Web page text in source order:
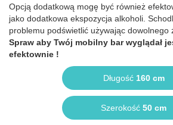
Opcją dodatkową mogę być również
jako dodatkowa ekspozycja alkoholi.
problemu podświetlić używając dowolnego
Spraw aby Twój mobilny bar wyglądał
efektownie !
Długość 160 cm
Szerokość 50 cm